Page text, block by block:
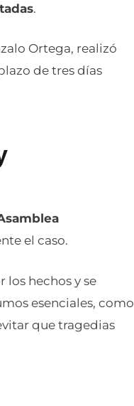
.
Ortega, realizó
de tres días
el caso.
los hechos y se
esenciales, como
que tragedias